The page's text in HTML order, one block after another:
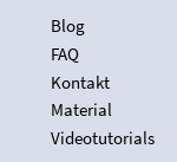
Blog
FAQ
Kontakt
Material
Videotutorials